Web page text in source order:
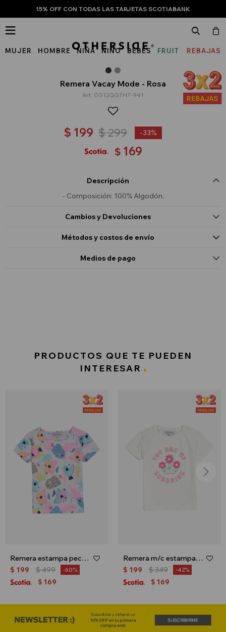
15% OFF CON TODAS LAS TARJETAS SCOTIABANK
MUJER HOMBRE NIÑA NIÑO BEBÉS
FRUIT
THE
REBAJAS

Remera Vacay Mode - Rosa
OS12GGTH7-941
$ 199 $299 33
$ 169
Descripción
- Composición: 100% Algodón.
Cambios y Devoluciones
Métodos y costos de envío
Medios de pago
PRODUCTOS QUE TE PUEDEN
INTERESAR
Remera estampa peces - Blanco
$ 199 $499 60
$ 169
Remera m/c estampa floral - Crudo
$ 199 $349 42
$ 169